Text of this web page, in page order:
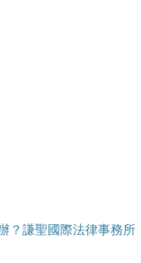
？謙聖國際法律事務所